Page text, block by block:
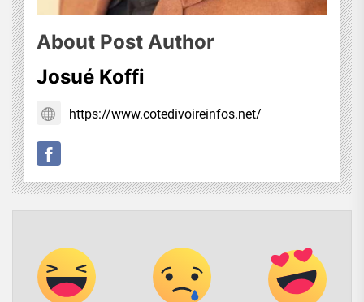
About Post Author
Josué Koffi
https://www.cotedivoireinfos.net/